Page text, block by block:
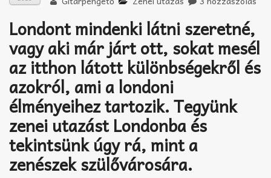
TABok
Improvizáció
Londont mindenki látni szeretné,
vagy aki már járt ott, sokat mesél
az itthon látott különbségekről és
azokról, ami a londoni
élményeihez tartozik. Tegyünk
zenei utazást Londonba és
tekintsünk úgy rá, mint a
zenészek szülővárosára.